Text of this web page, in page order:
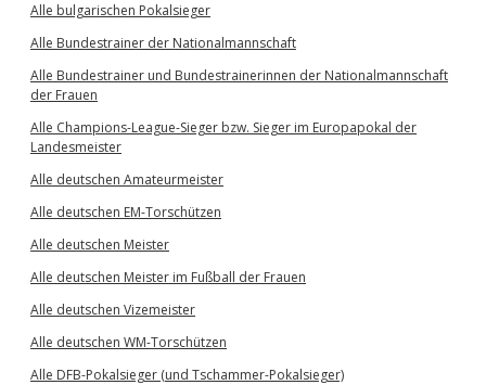
Alle bulgarischen Pokalsieger
Alle Bundestrainer der Nationalmannschaft
Alle Bundestrainer und Bundestrainerinnen der Nationalmannschaft
der Frauen
Alle Champions-League-Sieger bzw. Sieger im Europapokal der
Landesmeister
Alle deutschen Amateurmeister
Alle deutschen EM-Torschützen
Alle deutschen Meister
Alle deutschen Meister im Fußball der Frauen
Alle deutschen Vizemeister
Alle deutschen WM-Torschützen
Alle DFB-Pokalsieger (und Tschammer-Pokalsieger)